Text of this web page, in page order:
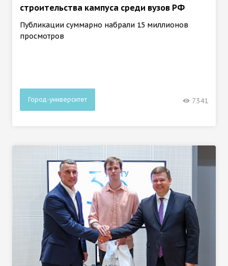
строительства кампуса среди вузов РФ
Публикации суммарно набрали 15 миллионов
просмотров
Город-университет 7341